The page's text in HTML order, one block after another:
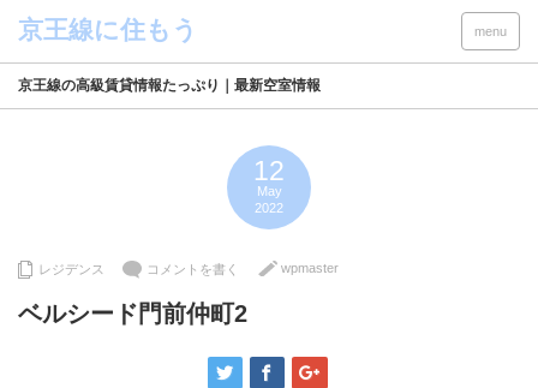
menu
京王線の高級賃貸情報たっぷり｜最新空室情報
12
May
2022
レジデンス コメントを書く wpmaster
ベルシード門前仲町2